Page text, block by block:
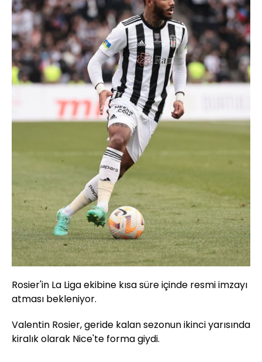
Rosier'in La Liga ekibine kısa süre içinde resmi imzayı
atması bekleniyor.
Valentin Rosier, geride kalan sezonun ikinci yarısında
kiralık olarak Nice'te forma giydi.